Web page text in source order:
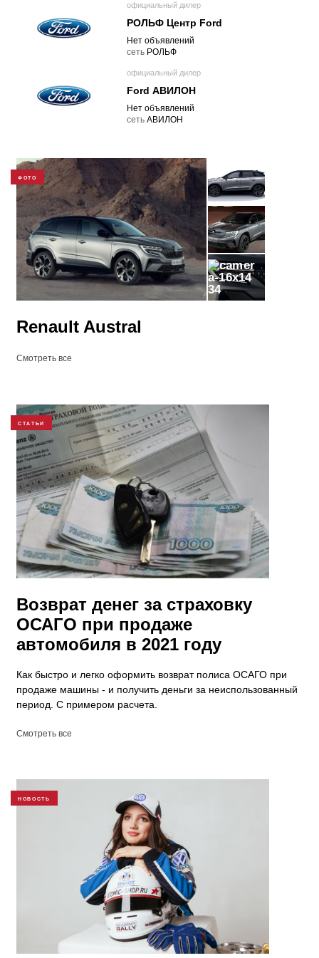
официальный дилер
РОЛЬФ Центр Ford
Нет объявлений
cеть РОЛЬФ
официальный дилер
Ford АВИЛОН
Нет объявлений
cеть АВИЛОН
ФОТО
34
Renault Austral
Смотреть все
СТАТЬИ
Возврат денег за страховку
ОСАГО при продаже
автомобиля в 2021 году
Как быстро и легко оформить возврат полиса ОСАГО при
продаже машины - и получить деньги за неиспользованный
период. С примером расчета.
Смотреть все
НОВОСТЬ